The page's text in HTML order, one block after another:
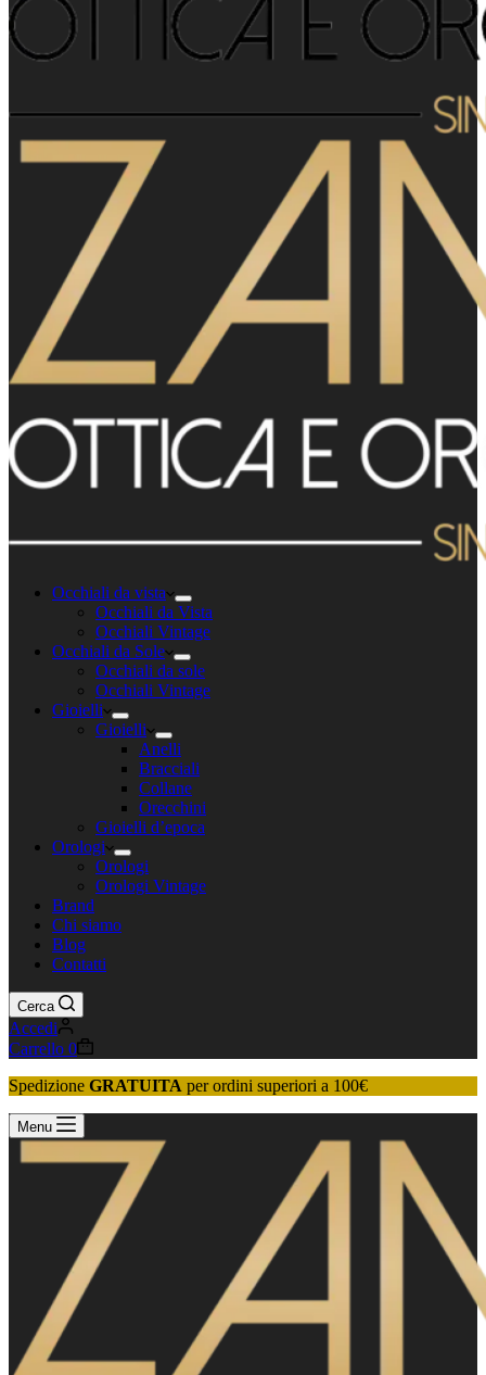
Occhiali da vista
Occhiali da Vista
Occhiali Vintage
Occhiali da Sole
Occhiali da sole
Occhiali Vintage
Gioielli
Gioielli
Anelli
Bracciali
Collane
Orecchini
Gioielli d’epoca
Orologi
Orologi
Orologi Vintage
Brand
Chi siamo
Blog
Contatti
Cerca
Accedi
Carrello 0
Spedizione GRATUITA per ordini superiori a 100€
Menu